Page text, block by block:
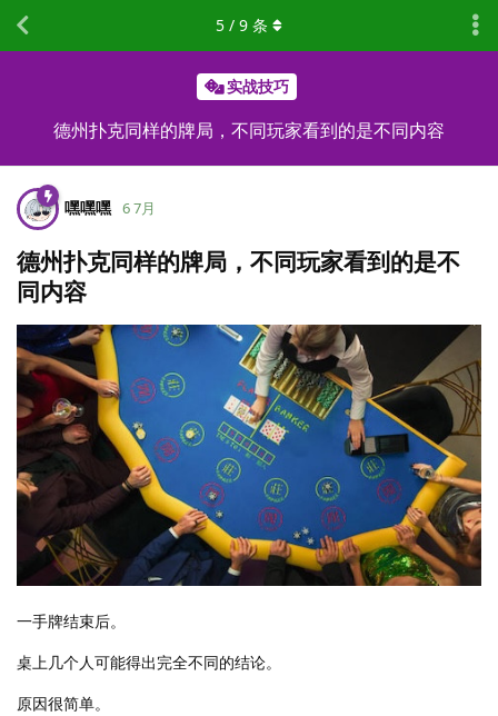
实战技巧
德州扑克同样的牌局，不同玩家看到的是不同内容
5 / 9 条
嘿嘿嘿 6 7月
德州扑克同样的牌局，不同玩家看到的是不
同内容
一手牌结束后。
桌上几个人可能得出完全不同的结论。
原因很简单。